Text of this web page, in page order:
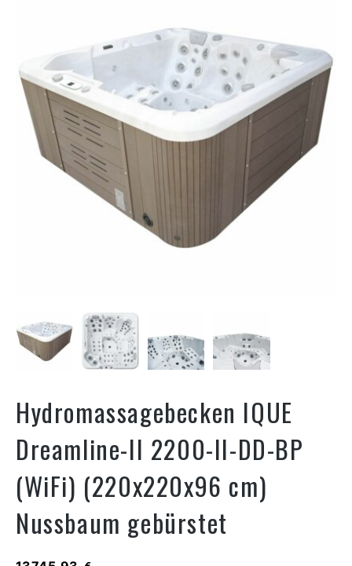
Hydromassagebecken IQUE
Dreamline-II 2200-II-DD-BP
(WiFi) (220х220х96 cm)
Nussbaum gebürstet